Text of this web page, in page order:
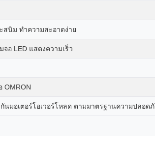
นิม ทำความสะอาดง่าย
อ LED แสดงความเร็ว
OMRON
มอเตอร์โอเวอร์โหลด ตามมาตรฐานความปลอด